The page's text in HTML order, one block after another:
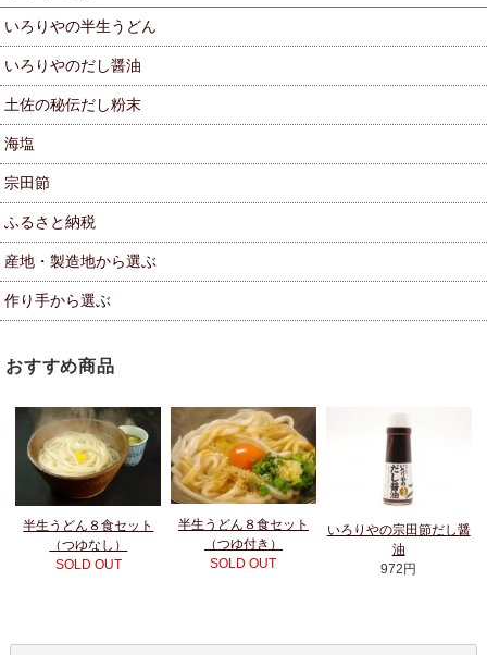
いろりやの半生うどん
いろりやのだし醤油
土佐の秘伝だし粉末
海塩
宗田節
ふるさと納税
産地・製造地から選ぶ
作り手から選ぶ
おすすめ商品
半生うどん８食セット
（つゆなし）
SOLD OUT
半生うどん８食セット
（つゆ付き）
SOLD OUT
いろりやの宗田節だし醤
油
972円